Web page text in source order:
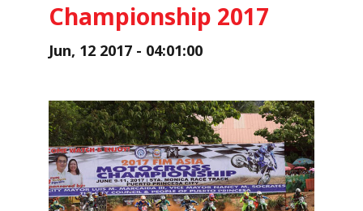
Championship 2017
Jun, 12 2017 - 04:01:00